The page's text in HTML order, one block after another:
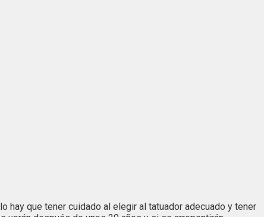
que tener cuidado al elegir al tatuador adecuado y tener